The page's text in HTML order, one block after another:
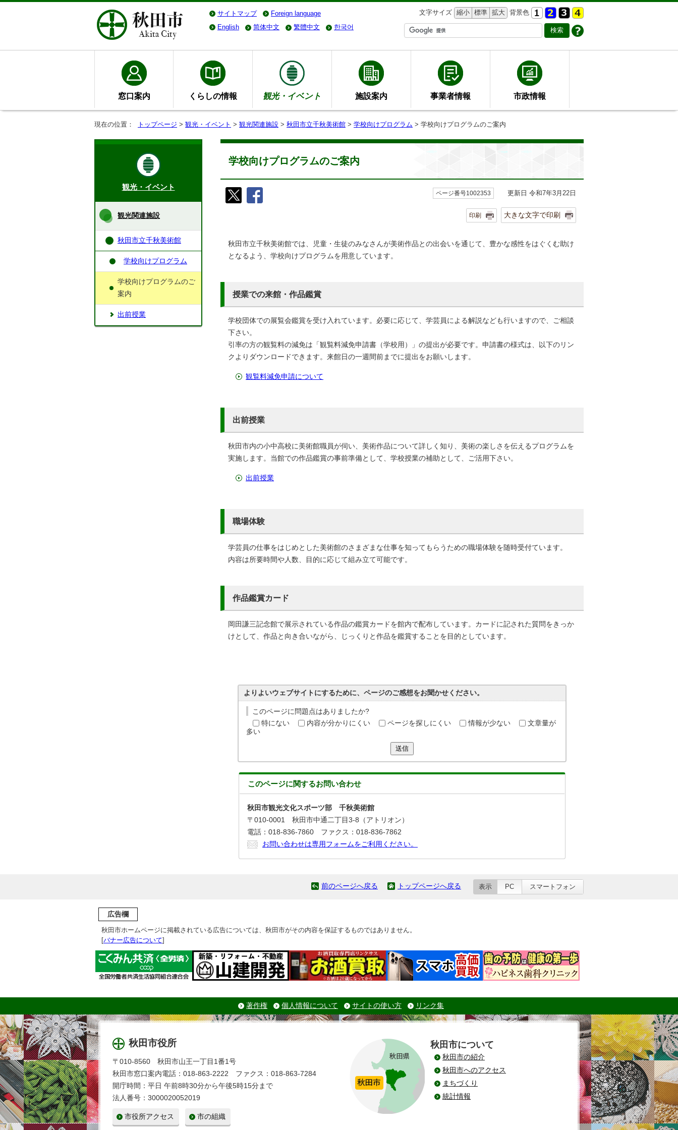
サイトマップ Foreign language 文字サイズ 縮小 標準 拡大 背景色
English
简体中文 繁體中文 한국어
窓口案内 くらしの情報 観光・イベント 施設案内 事業者情報 市政情報
現在の位置： トップページ > 観光・イベント > 観光関連施設 > 秋田市立千秋美術館 > 学校向けプログラム > 学校向けプログラムのご案内
学校向けプログラムのご案内
ページ番号1002353 更新日 令和7年3月22日
印刷 大きな文字で印刷
秋田市立千秋美術館では、児童・生徒のみなさんが美術作品との出会いを通じて、豊かな感性をはぐくむ助け
となるよう、学校向けプログラムを用意しています。
授業での来館・作品鑑賞
学校団体での展覧会鑑賞を受け入れています。必要に応じて、学芸員による解説なども行いますので、ご相談
下さい。
引率の方の観覧料の減免は「観覧料減免申請書（学校用）」の提出が必要です。申請書の様式は、以下のリン
クよりダウンロードできます。来館日の一週間前までに提出をお願いします。
観覧料減免申請について
出前授業
秋田市内の小中高校に美術館職員が伺い、美術作品について詳しく知り、美術の楽しさを伝えるプログラムを
実施します。当館での作品鑑賞の事前準備として、学校授業の補助として、ご活用下さい。
出前授業
職場体験
学芸員の仕事をはじめとした美術館のさまざまな仕事を知ってもらうための職場体験を随時受付ています。
内容は所要時間や人数、目的に応じて組み立て可能です。
作品鑑賞カード
岡田謙三記念館で展示されている作品の鑑賞カードを館内で配布しています。カードに記された質問をきっか
けとして、作品と向き合いながら、じっくりと作品を鑑賞することを目的としています。
よりよいウェブサイトにするために、ページのご感想をお聞かせください。
このページに問題点はありましたか?
特にない
内容が分かりにくい ページを探しにくい 情報が少ない
文章量が
多い
送信
このページに関するお問い合わせ
秋田市観光文化スポーツ部 千秋美術館
〒010-0001 秋田市中通二丁目3-8（アトリオン）
電話：018-836-7860 ファクス：018-836-7862
お問い合わせは専用フォームをご利用ください。
観光・イベント
観光関連施設
秋田市立千秋美術館
学校向けプログラム
学校向けプログラムのご
案内
出前授業
前のページへ戻る トップページへ戻る 表示 PC スマートフォン
広告欄
秋田市ホームページに掲載されている広告については、秋田市がその内容を保証するものではありません。
[バナー広告について]
著作権 個人情報について サイトの使い方 リンク集
秋田市役所
〒010-8560 秋田市山王一丁目1番1号
秋田市窓口案内電話：018-863-2222 ファクス：018-863-7284
開庁時間：平日 午前8時30分から午後5時15分まで
法人番号：3000020052019
市役所アクセス 市の組織
秋田市について
秋田市の紹介
秋田市へのアクセス
まちづくり
統計情報